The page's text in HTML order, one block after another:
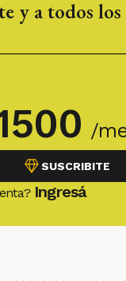
y a todos
/
SUSCRIBITE
Ingresá